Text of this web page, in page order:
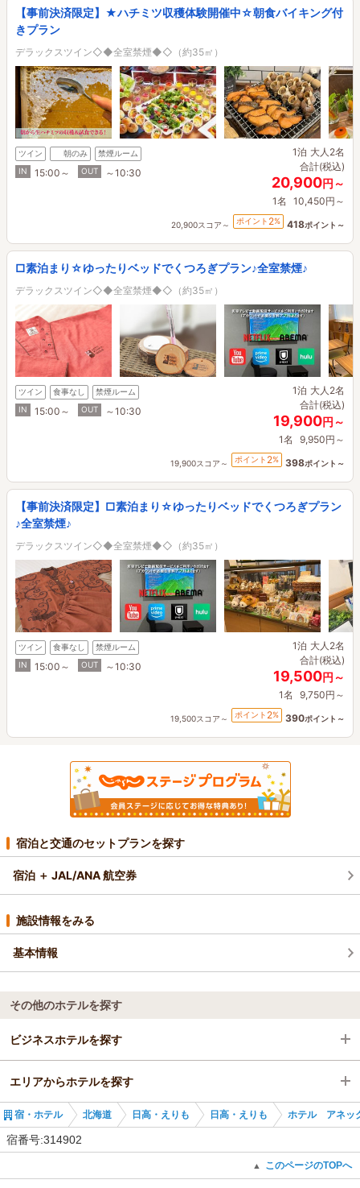
【事前決済限定】★ハチミツ収穫体験開催中☆朝食バイキング付
きプラン
デラックスツイン◇◆全室禁煙◆◇（約35㎡）
ツイン 朝のみ
禁煙ルーム
IN
15:00～ OUT ～10:30
1泊 大人2名
合計(税込)
20,900円～
1名 10,450円～
20,900スコア～ ポイント 2% 418ポイント～
□素泊まり☆ゆったりベッドでくつろぎプラン♪全室禁煙♪
デラックスツイン◇◆全室禁煙◆◇（約35㎡）
ツイン 食事なし
禁煙ルーム
IN
15:00～ OUT ～10:30
1泊 大人2名
合計(税込)
19,900円～
1名 9,950円～
19,900スコア～ ポイント 2% 398ポイント～
【事前決済限定】□素泊まり☆ゆったりベッドでくつろぎプラン
♪全室禁煙♪
デラックスツイン◇◆全室禁煙◆◇（約35㎡）
ツイン 食事なし
禁煙ルーム
IN
15:00～ OUT ～10:30
1泊 大人2名
合計(税込)
19,500円～
1名 9,750円～
19,500スコア～ ポイント 2% 390ポイント～
宿泊と交通のセットプランを探す
宿泊 ＋ JAL/ANA 航空券
施設情報をみる
基本情報
その他のホテルを探す
ビジネスホテルを探す
北海道
日高・えりも
エリアからホテルを探す
北海道
宿・ホテル 北海道 日高・えりも 日高・えりも ホテル アネッ
宿番号:314902
▲ このページのTOPへ